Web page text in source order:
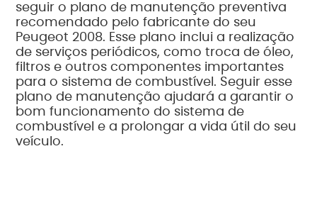
seguir o plano de manutenção preventiva
recomendado pelo fabricante do seu
Peugeot 2008. Esse plano inclui a realização
de serviços periódicos, como troca de óleo,
filtros e outros componentes importantes
para o sistema de combustível. Seguir esse
plano de manutenção ajudará a garantir o
bom funcionamento do sistema de
combustível e a prolongar a vida útil do seu
veículo.